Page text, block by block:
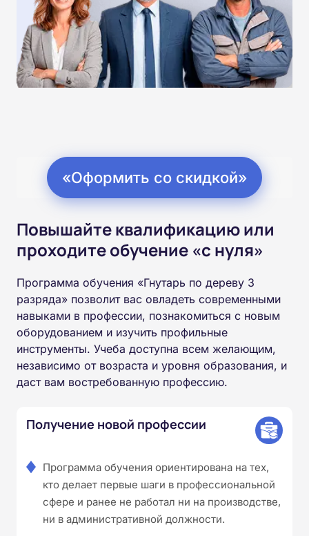
«Оформить со скидкой»
Повышайте квалификацию или
проходите обучение «с нуля»
Программа обучения «Гнутарь по дереву 3
разряда» позволит вас овладеть современными
навыками в профессии, познакомиться с новым
оборудованием и изучить профильные
инструменты. Учеба доступна всем желающим,
независимо от возраста и уровня образования, и
даст вам востребованную профессию.
Получение новой профессии
Программа обучения ориентирована на тех,
кто делает первые шаги в профессиональной
сфере и ранее не работал ни на производстве,
ни в административной должности.